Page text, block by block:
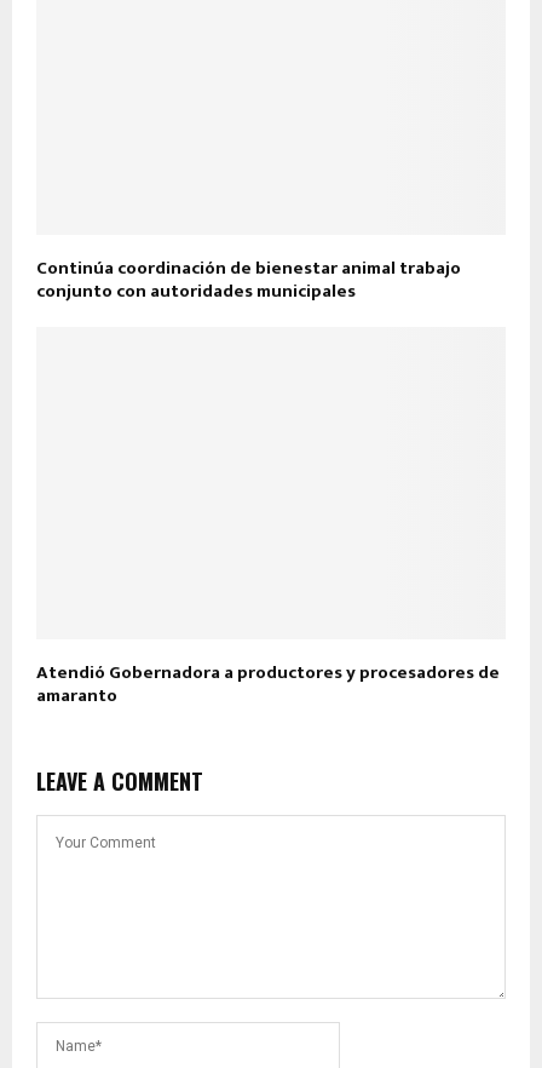
Continúa coordinación de bienestar animal trabajo
conjunto con autoridades municipales
Atendió Gobernadora a productores y procesadores de
amaranto
LEAVE A COMMENT